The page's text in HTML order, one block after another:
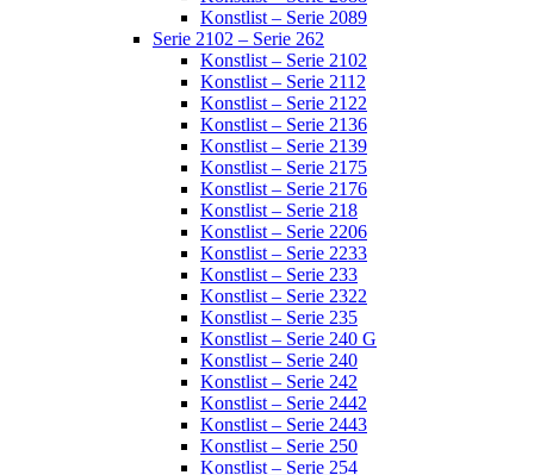
Konstlist – Serie 2089
Serie 2102 – Serie 262
Konstlist – Serie 2102
Konstlist – Serie 2112
Konstlist – Serie 2122
Konstlist – Serie 2136
Konstlist – Serie 2139
Konstlist – Serie 2175
Konstlist – Serie 2176
Konstlist – Serie 218
Konstlist – Serie 2206
Konstlist – Serie 2233
Konstlist – Serie 233
Konstlist – Serie 2322
Konstlist – Serie 235
Konstlist – Serie 240 G
Konstlist – Serie 240
Konstlist – Serie 242
Konstlist – Serie 2442
Konstlist – Serie 2443
Konstlist – Serie 250
Konstlist – Serie 254